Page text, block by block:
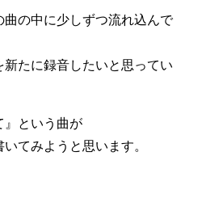
の中に少しずつ流れ込んで
たに録音したいと思ってい
』という曲が
てみようと思います。